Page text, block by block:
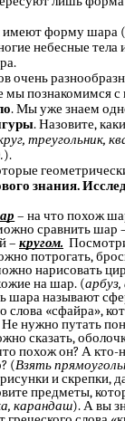
форму шара
небесные
познакомимся с
. Мы уже знаем
. Назовите,
треугольник,
).
знания.
– на что похож
сравнить шар
– кругом.
потрогать,
нарисовать
на шар. (
шара называют
слова «сфайра»,
нужно путать
сказать,
похож он? А кто-
(Взять
и скрепки,
предметы,
карандаш). А вы